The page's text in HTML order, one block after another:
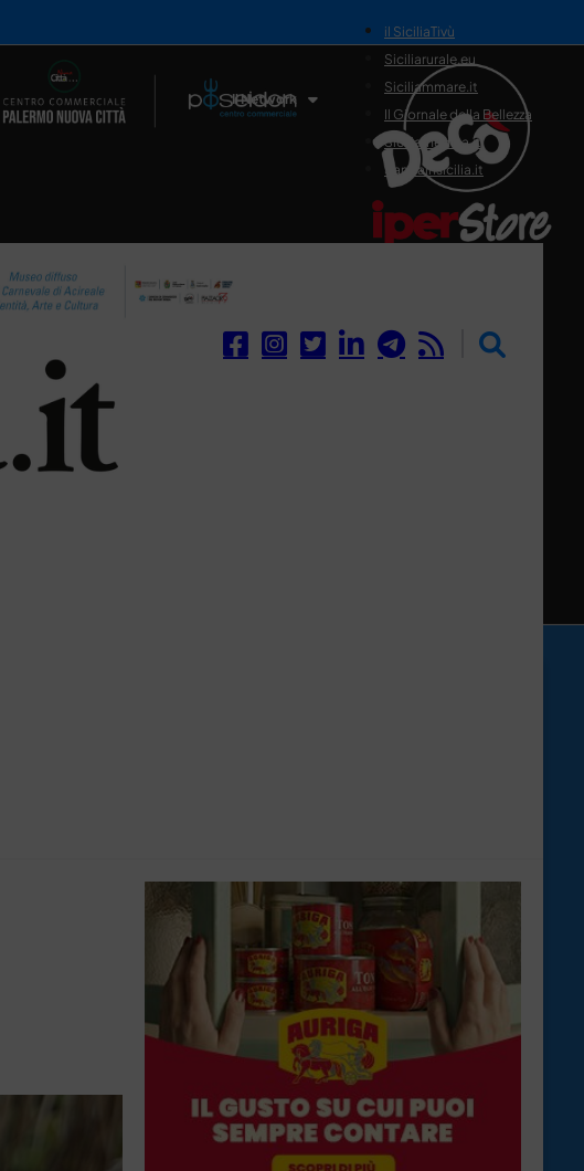
Il Network
il SiciliaTivù
Siciliarurale.eu
Siciliammare.it
Il Giornale della Bellezza
Siciliamedica.it
Sanitainsicilia.it